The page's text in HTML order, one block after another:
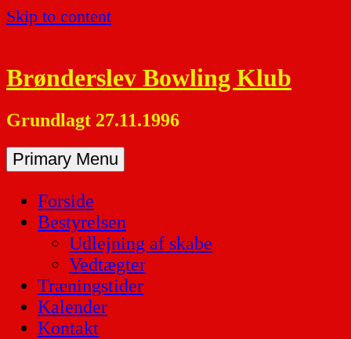
Skip to content
Brønderslev Bowling Klub
Grundlagt 27.11.1996
Primary Menu
Forside
Bestyrelsen
Udlejning af skabe
Vedtægter
Træningstider
Kalender
Kontakt